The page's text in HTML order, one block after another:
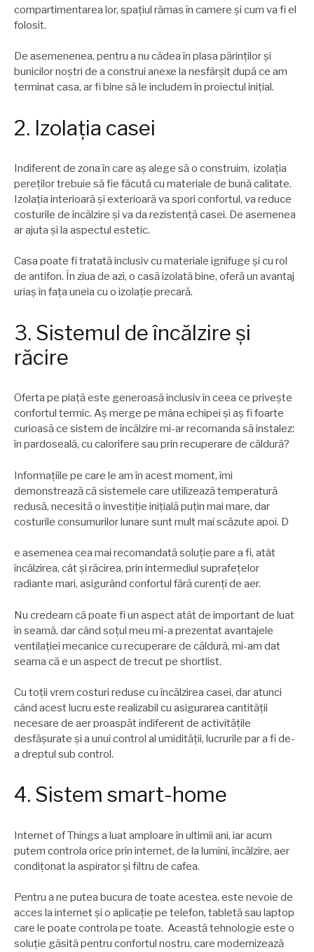
compartimentarea lor, spațiul rămas în camere şi cum va fi el
folosit.
De asemenenea, pentru a nu cădea în plasa părinților şi
bunicilor noştri de a construi anexe la nesfârşit după ce am
terminat casa, ar fi bine să le includem în proiectul inițial.
2. Izolația casei
Indiferent de zona în care aş alege să o construim, izolația
pereților trebuie să fie făcută cu materiale de bună calitate.
Izolația interioară şi exterioară va spori confortul, va reduce
costurile de încălzire şi va da rezistență casei. De asemenea
ar ajuta şi la aspectul estetic.
Casa poate fi tratată inclusiv cu materiale ignifuge şi cu rol
de antifon. În ziua de azi, o casă izolată bine, oferă un avantaj
uriaş în fața uneia cu o izolație precară.
3. Sistemul de încălzire şi
răcire
Oferta pe piață este generoasă inclusiv în ceea ce priveşte
confortul termic. Aş merge pe mâna echipei şi aş fi foarte
curioasă ce sistem de încălzire mi-ar recomanda să instalez:
în pardoseală, cu calorifere sau prin recuperare de căldură?
Informațiile pe care le am în acest moment, îmi
demonstrează că sistemele care utilizează temperatură
redusă, necesită o investiție inițială puțin mai mare, dar
costurile consumurilor lunare sunt mult mai scăzute apoi. D
e asemenea cea mai recomandată soluție pare a fi, atât
încălzirea, cât şi răcirea, prin intermediul suprafețelor
radiante mari, asigurând confortul fără curenți de aer.
Nu credeam că poate fi un aspect atât de important de luat
în seamă, dar când soțul meu mi-a prezentat avantajele
ventilației mecanice cu recuperare de căldură, mi-am dat
seama că e un aspect de trecut pe shortlist.
Cu toții vrem costuri reduse cu încălzirea casei, dar atunci
când acest lucru este realizabil cu asigurarea cantității
necesare de aer proaspăt indiferent de activitățile
desfășurate și a unui control al umidității, lucrurile par a fi de-
a dreptul sub control.
4. Sistem smart-home
Internet of Things a luat amploare în ultimii ani, iar acum
putem controla orice prin internet, de la lumini, încălzire, aer
condițonat la aspirator şi filtru de cafea.
Pentru a ne putea bucura de toate acestea, este nevoie de
acces la internet şi o aplicație pe telefon, tabletă sau laptop
care le poate controla pe toate. Această tehnologie este o
soluție găsită pentru confortul nostru, care modernizează